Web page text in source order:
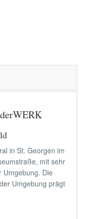
in St. Georgen im
mit sehr
Umgebung. Die
Umgebung prägt